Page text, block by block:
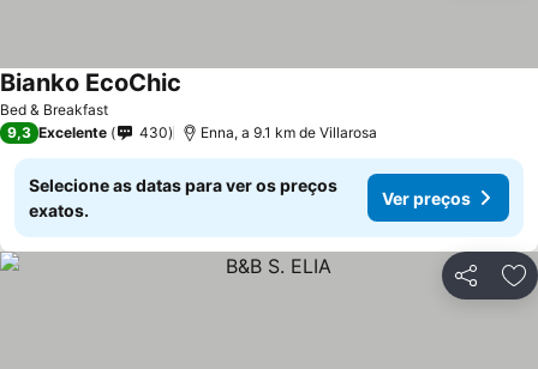
Bed & Breakfast
Bianko EcoChic
9,3 Excelente 430 Enna, a 9.1 km de Villarosa
Selecione as datas para ver os preços
exatos.
Ver preços
Partilhar